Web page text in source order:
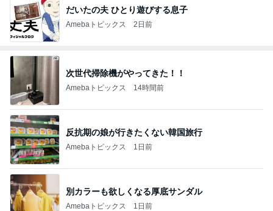
だいたの夫 ひとり遊びする息子
Amebaトピックス 2日前
次世代掃除機がやってきた！！
Amebaトピックス 14時間前
反抗期の娘が行きたくない韓国旅行
Amebaトピックス 1日前
別カラーも欲しくなる厚底サンダル
Amebaトピックス 1日前